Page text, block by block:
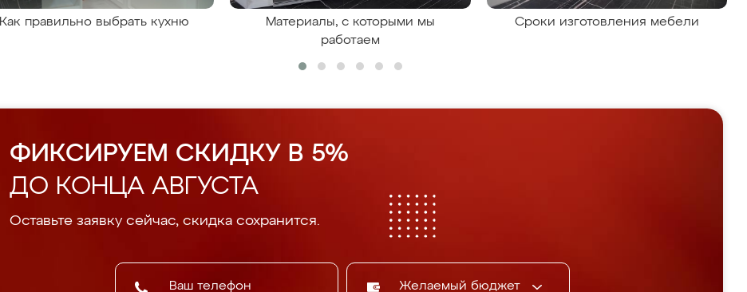
Как правильно выбрать кухню
Материалы, с которыми мы
работаем
Сроки изготовления мебели
ФИКСИРУЕМ СКИДКУ В 5%
ДО КОНЦА АВГУСТА
Оставьте заявку сейчас, скидка сохранится.
Желаемый бюджет